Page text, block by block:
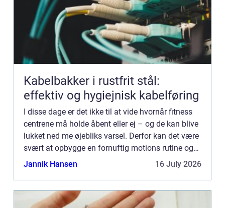
Kabelbakker i rustfrit stål:
effektiv og hygiejnisk kabelføring
I disse dage er det ikke til at vide hvornår fitness
centrene må holde åbent eller ej – og de kan blive
lukket ned me øjebliks varsel. Derfor kan det være
svært at opbygge en fornuftig motions rutine og
opn&...
Jannik Hansen 16 July 2026